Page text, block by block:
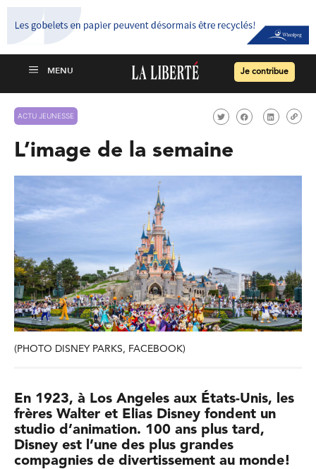
Je contribue
ACTU JEUNESSE
L’image de la semaine
(PHOTO DISNEY PARKS, FACEBOOK)
En 1923, à Los Angeles aux États-Unis, les
frères Walter et Elias Disney fondent un
studio d’animation. 100 ans plus tard,
Disney est l’une des plus grandes
compagnies de divertissement au monde!